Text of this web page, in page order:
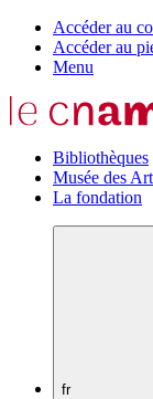
Accéder au
Accéder au
Menu
Bibliothèques
Musée des
La fondation
fr